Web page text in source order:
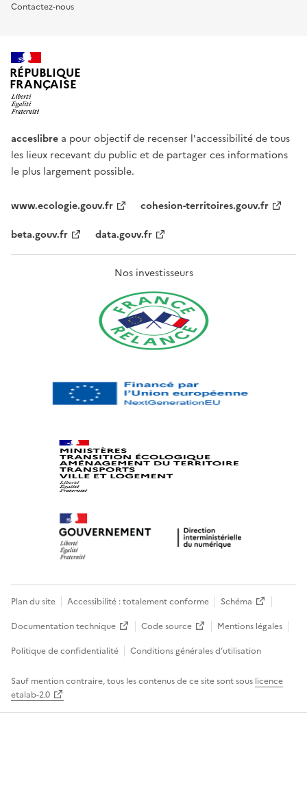
Contactez-nous
RÉPUBLIQUE
FRANÇAISE
acceslibre a pour objectif de recenser l'accessibilité de tous
les lieux recevant du public et de partager ces informations
le plus largement possible.
www.ecologie.gouv.fr
cohesion-territoires.gouv.fr
beta.gouv.fr
data.gouv.fr
Nos investisseurs
Plan du site Accessibilité : totalement conforme
Schéma
Documentation technique
Code source
Mentions légales
Politique de confidentialité
Conditions générales d’utilisation
Sauf mention contraire, tous les contenus de ce site sont sous licence
etalab-2.0